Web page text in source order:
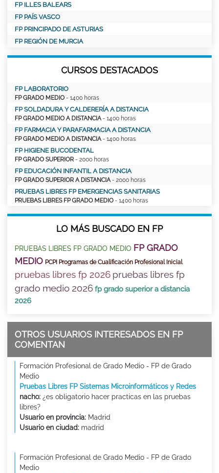
FP ILLES BALEARS
FP PAÍS VASCO
FP PRINCIPADO DE ASTURIAS
FP REGIÓN DE MURCIA
CURSOS DESTACADOS
FP LABORATORIO
FP GRADO MEDIO - 1400 horas
FP SOLDADURA Y CALDERERÍA A DISTANCIA
FP GRADO MEDIO A DISTANCIA - 1400 horas
FP FARMACIA Y PARAFARMACIA A DISTANCIA
FP GRADO MEDIO A DISTANCIA - 1400 horas
FP HIGIENE BUCODENTAL
FP GRADO SUPERIOR - 2000 horas
FP EDUCACIÓN INFANTIL A DISTANCIA
FP GRADO SUPERIOR A DISTANCIA - 2000 horas
PRUEBAS LIBRES FP EMERGENCIAS SANITARIAS
PRUEBAS LIBRES FP GRADO MEDIO - 1400 horas
LO MÁS BUSCADO EN FP
PRUEBAS LIBRES FP GRADO MEDIO FP GRADO
MEDIO PCPI Programas de Cualificación Profesional Inicial
pruebas libres fp 2026 pruebas libres fp
grado medio 2026 fp grado superior a distancia
2026
OTROS USUARIOS INTERESADOS EN FP
COMENTAN
Formación Profesional de Grado Medio - FP de Grado
Medio
Pruebas Libres FP Sistemas Microinformáticos y Redes
nacho: ¿es obligatorio hacer practicas en las pruebas
libres?
Usuario en provincia: Madrid
Usuario en ciudad: madrid
Formación Profesional de Grado Medio - FP de Grado
Medio